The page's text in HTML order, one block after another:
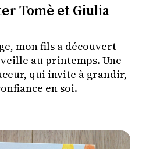
Tomè et Giulia
mon fils a découvert
au printemps. Une
qui invite à grandir,
en soi.